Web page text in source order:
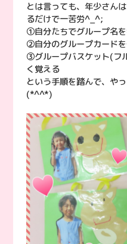
とは言っても、年少さん
るだけで一苦労^_^;
①自分たちでグループ名
②自分のグループカード
③グループバスケット(フ
く覚える
という手順を踏んで、や
(*^^*)